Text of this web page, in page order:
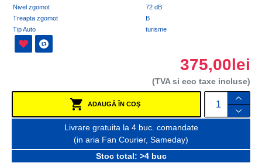
Nivel zgomot
72 dB
Treapta zgomot
B
Tip Auto
turisme
375,00lei
(TVA si eco taxe incluse)
ADAUGĂ ÎN COŞ
Livrare gratuita la 4 buc. comandate
(in aria Fan Courier, Sameday)
Stoc total: >4 buc